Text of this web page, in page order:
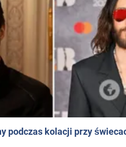
podczas kolacji przy